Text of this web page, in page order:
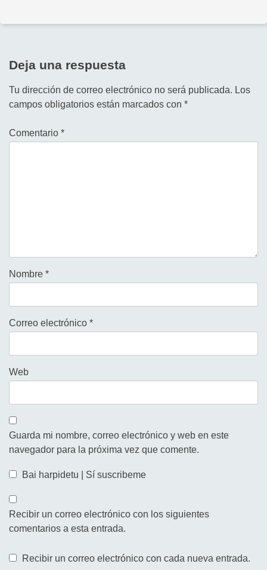
Deja una respuesta
Tu dirección de correo electrónico no será publicada. Los
campos obligatorios están marcados con *
Comentario *
Nombre *
Correo electrónico *
Web
Guarda mi nombre, correo electrónico y web en este
navegador para la próxima vez que comente.
Bai harpidetu | Sí suscribeme
Recibir un correo electrónico con los siguientes
comentarios a esta entrada.
Recibir un correo electrónico con cada nueva entrada.